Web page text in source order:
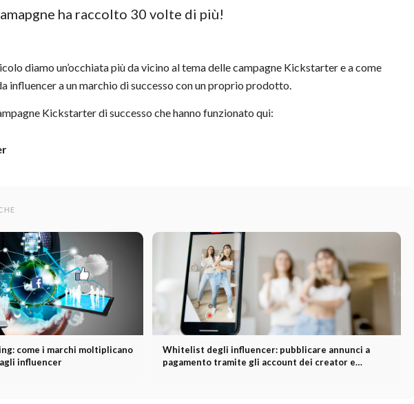
ha raccolto 30 volte di più!
diamo un’occhiata più da vicino al tema delle campagne Kickstarter e a come
influencer a un marchio di successo con un proprio prodotto.
Kickstarter di successo che hanno funzionato qui:
come i marchi moltiplicano
influencer
Whitelist degli influencer: pubblicare annunci a
pagamento tramite gli account dei creator e